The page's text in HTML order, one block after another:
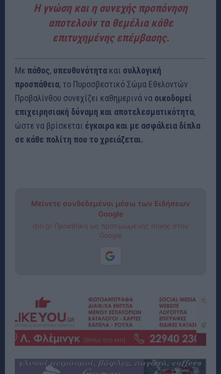
Η γνώση και η συνεχής προπόνηση
αποτελούν τα θεμέλια κάθε
επιτυχημένης επέμβασης.
Μεπάθος, υπευθυνότητα και συλλογική
προσπάθεια, το Πυροσβεστικό Σώμα Εθελοντών
Προβαλίνθου συνεχίζει καθημερινά να οικοδομεί
επιχειρησιακή δύναμη και αποτελεσματικότητα,
ώστε να βρίσκεται έγκαιρα και με ασφάλεια δίπλα
σε κάθε πολίτη που το χρειάζεται.
Μείνετε συνδεδεμένοι μέσω των Ειδήσεων
Google
rpn.gr Προσθήκη ως προτιμώμενης πηγής στην
Google